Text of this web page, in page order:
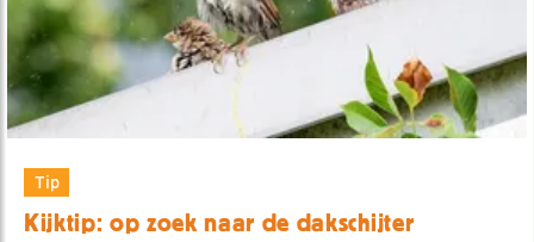
Tip
Kijktip: op zoek naar de dakschijter